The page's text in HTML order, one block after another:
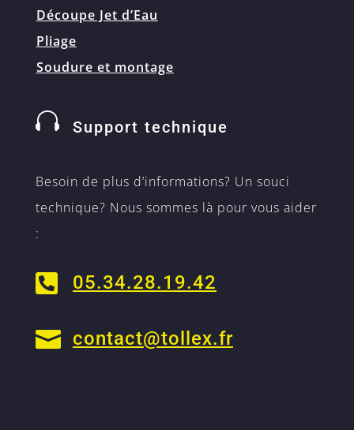
Découpe Jet d’Eau
Pliage
Soudure et montage
 Support technique
Besoin de plus d’informations? Un souci
technique? Nous sommes là pour vous aider
:
 05.34.28.19.42
 contact@tollex.fr